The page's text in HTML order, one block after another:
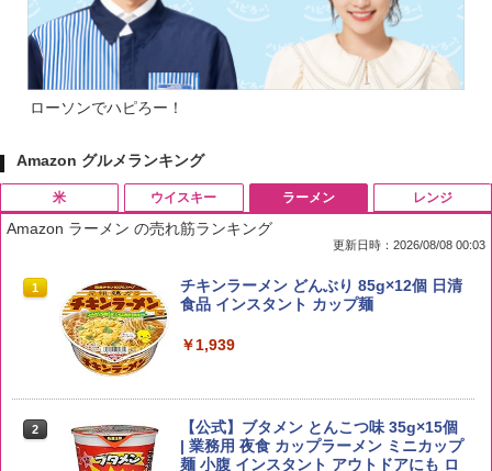
ローソンでハピろー！
Amazon グルメランキング
米
1 by Amazon 国産ブレンド米 精米 5kg
2
野沢農産 無洗米 青い流るる コシヒカリ
5kg 長野県産 令和7年産
ウイスキー
1
ブラックニッカ ニッカ Nikka ウィスキ
ー4000ml ブラックニッカクリア ウヰス
お得 4リットル
角瓶 2700ml サントリー ウイスキー ハ
ラーメン
Amazon ラーメン の売れ筋ランキング
更新日時：2026/08/08 00:03
1
チキンラーメン どんぶり 85g×12個 日清
食品 インスタント カップ麺
￥1,939
2
【公式】ブタメン とんこつ味 35g×15個
| 業務用 夜食 カップラーメン ミニカップ
麺 小腹 インスタント アウトドアにも ロ
レンジ